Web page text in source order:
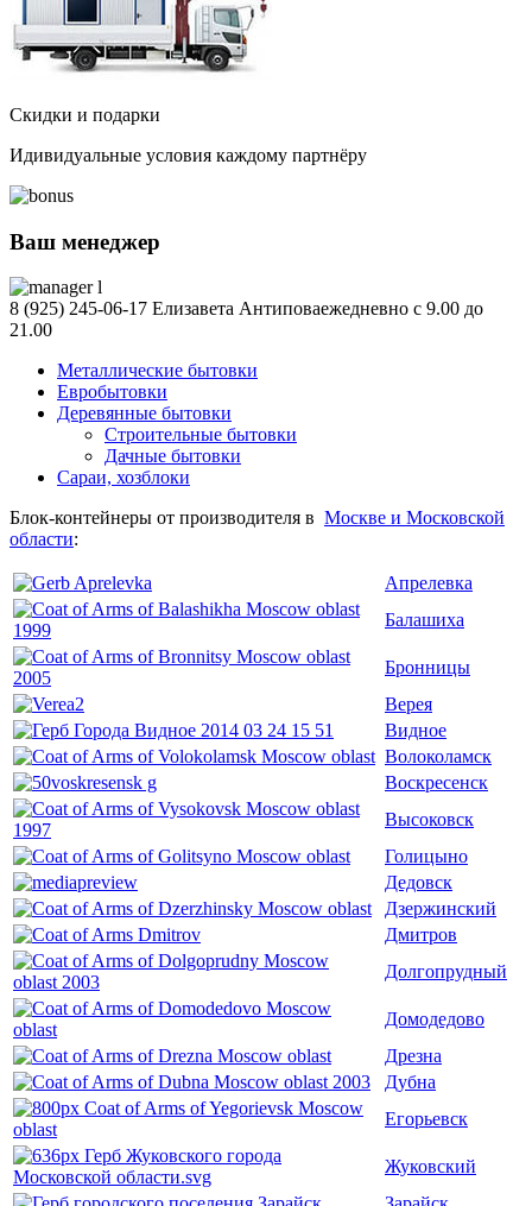
Скидки и подарки
Идивидуальные условия каждому партнёру
Ваш менеджер
8 (925) 245-06-17 Елизавета Антиповаежедневно с 9.00 до
21.00
Металлические бытовки
Евробытовки
Деревянные бытовки
Строительные бытовки
Дачные бытовки
Сараи, хозблоки
Блок-контейнеры от производителя в Москве и Московской
области:
Апрелевка
Балашиха
Бронницы
Верея
Видное
Волоколамск
Воскресенск
Высоковск
Голицыно
Дедовск
Дзержинский
Дмитров
Долгопрудный
Домодедово
Дрезна
Дубна
Егорьевск
Жуковский